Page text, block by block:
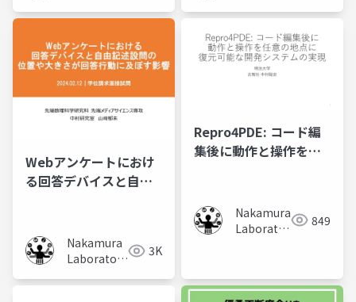
University)
Webアンケートにおけ
る回答デバイスと自由
影響
Nakamura
Laboratory
3K
Repro4PDE: コード編
集後に動作と操作を任
Nakamura
Laboratory
849